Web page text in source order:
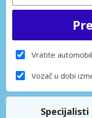
Vratite
Vozač u dobi